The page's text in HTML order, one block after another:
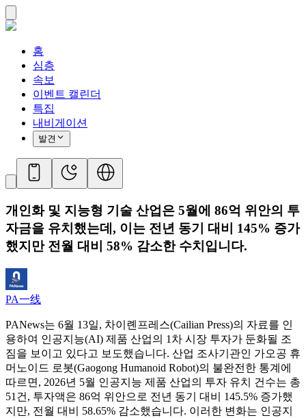
홈
심층
속보
이벤트 캘린더
특집
내비게이션
발견
개인화 및 지능형 기술 산업은 5월에 86억 위안의 투
자금을 유치했는데, 이는 전년 동기 대비 145% 증가
했지만 전월 대비 58% 감소한 수치입니다.
PA一线
PANews는 6월 13일, 차이롄프레스(Cailian Press)의 자료를 인
용하여 인공지능(AI) 제품 산업의 1차 시장 투자가 둔화될 조
짐을 보이고 있다고 보도했습니다. 산업 조사기관인 가오공 휴
머노이드 로봇(Gaogong Humanoid Robot)의 불완전한 통계에
따르면, 2026년 5월 인공지능 제품 산업의 투자 유치 건수는 총
51건, 투자액은 86억 위안으로 전년 동기 대비 145.5% 증가했
지만, 전월 대비 58.65% 감소했습니다. 이러한 변화는 인공지